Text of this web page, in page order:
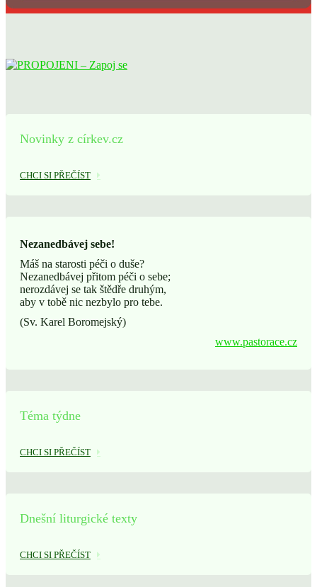
Novinky z církev.cz
CHCI SI PŘEČÍST
Nezanedbávej sebe!
Máš na starosti péči o duše?
Nezanedbávej přitom péči o sebe;
nerozdávej se tak štědře druhým,
aby v tobě nic nezbylo pro tebe.
(Sv. Karel Boromejský)
www.pastorace.cz
Téma týdne
CHCI SI PŘEČÍST
Dnešní liturgické texty
CHCI SI PŘEČÍST